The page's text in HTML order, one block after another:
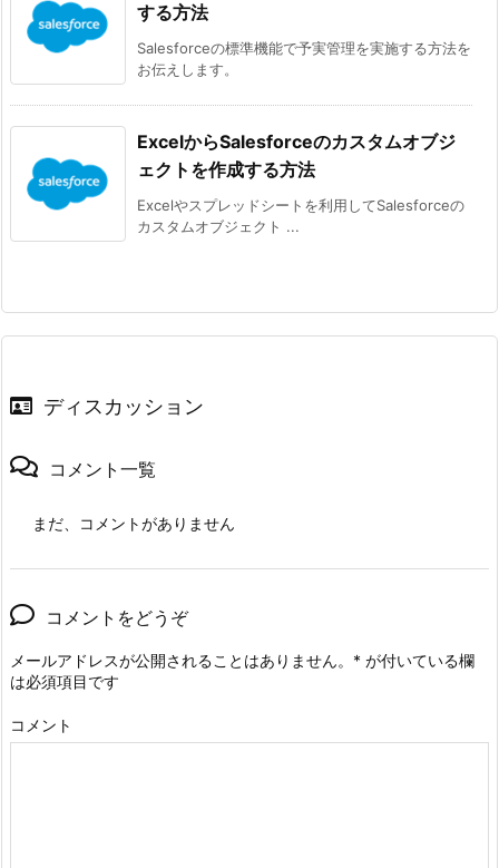
する方法
Salesforceの標準機能で予実管理を実施する方法を
お伝えします。
ExcelからSalesforceのカスタムオブジ
ェクトを作成する方法
Excelやスプレッドシートを利用してSalesforceの
カスタムオブジェクト ...
ディスカッション
コメント一覧
まだ、コメントがありません
コメントをどうぞ
メールアドレスが公開されることはありません。 * が付いている欄
は必須項目です
コメント